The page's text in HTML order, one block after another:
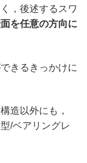
，後述するスワ
を任意の方向に
きるきっかけに
造以外にも，
/ベアリングレ